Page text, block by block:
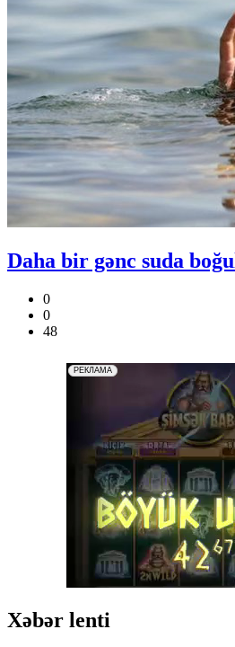
Daha bir gənc suda
0
0
48
Xəbər lenti